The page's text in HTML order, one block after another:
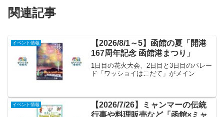
関連記事
イベント情報
【2026/8/1～5】函館の夏「開港
167周年記念 函館港まつり」
1日目の花火大会、2日目と3日目のパレー
ド「ワッショイはこだて」がメイン
イベント情報
【2026/7/26】ミャンマーの伝統
行事や料理販売など「函館×ミャ